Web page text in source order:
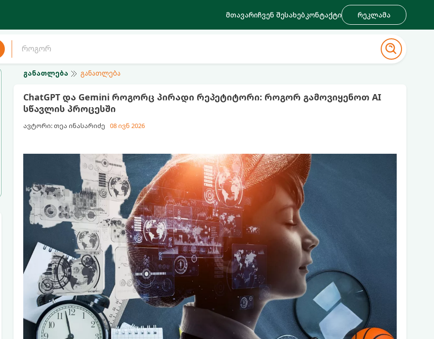
მთავარიჩვენ შესახებკონტაქტი რეკლამა
განათლება განათლება
ChatGPT და Gemini როგორც პირადი რეპეტიტორი: როგორ გამოვიყენოთ AI
სწავლის პროცესში
ავტორი: თეა ინასარიძე 08 ივნ 2026